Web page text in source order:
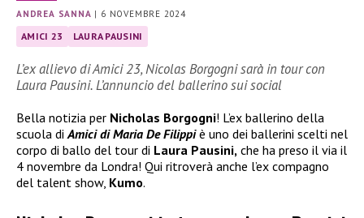
ANDREA SANNA | 6 NOVEMBRE 2024
AMICI 23 LAURA PAUSINI
L’ex allievo di Amici 23, Nicolas Borgogni sarà in tour con
Laura Pausini. L’annuncio del ballerino sui social
Bella notizia per Nicholas Borgogni! L’ex ballerino della
scuola di Amici di Maria De Filippiè uno dei ballerini scelti nel
corpo di ballo del tour di Laura Pausini, che ha preso il via il
4 novembre da Londra! Qui ritroverà anche l’ex compagno
del talent show, Kumo.